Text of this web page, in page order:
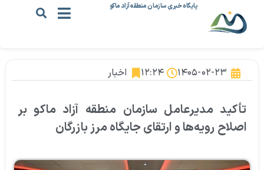
پایگاه خبری سازمان منطقه آزاد ماکو
۱۴۰۵-۰۲-۲۳ ۱۲:۲۴ اخبار
تأکید مدیرعامل سازمان منطقه آزاد ماکو بر
اصلاح رویه‌ها و ارتقای جایگاه مرز بازرگان